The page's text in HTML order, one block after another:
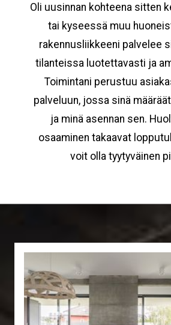
Oli uusinnan kohteena sitten
tai kyseessä muu
rakennusliikkeeni palvelee
tilanteissa luotettavasti ja
Toimintani perustuu
palveluun, jossa sinä
ja minä asennan sen.
osaaminen takaavat
voit olla tyytyväinen